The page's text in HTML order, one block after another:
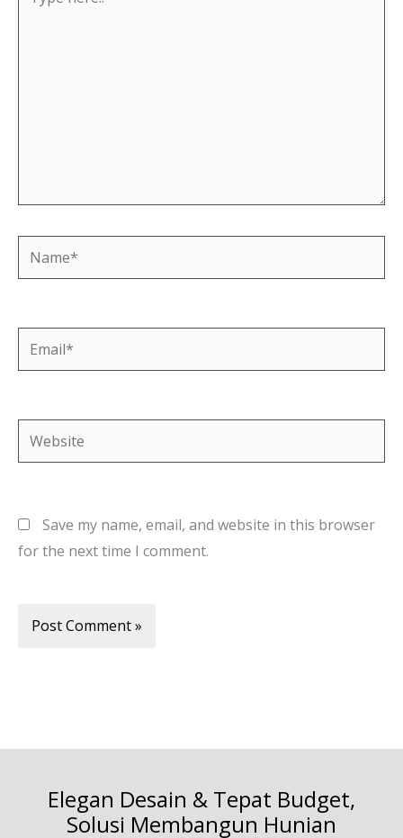
here..
Name*
Email*
Website
Save my name, email, and website in this browser
for the next time I comment.
Elegan Desain & Tepat Budget,
Solusi Membangun Hunian